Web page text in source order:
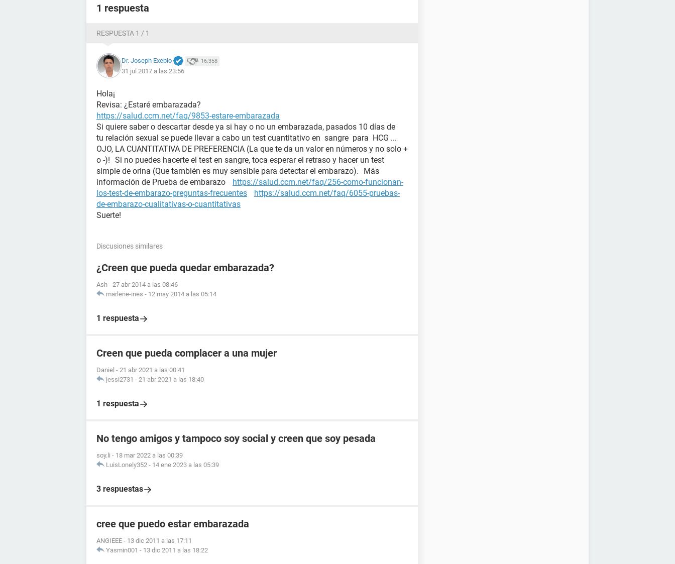
1 respuesta
RESPUESTA 1 / 1
Dr. Joseph Exebio 16.358
31 jul 2017 a las 23:56
Hola¡
Revisa: ¿Estaré embarazada?
https://salud.ccm.net/faq/9853-estare-embarazada
Si quiere saber o descartar desde ya si hay o no un embarazada, pasados 10 días de
tu relación sexual se puede llevar a cabo un test cuantitativo en sangre para HCG ...
OJO, LA CUANTITATIVA DE PREFERENCIA (La que te da un valor en números y no solo +
o -)! Si no puedes hacerte el test en sangre, toca esperar el retraso y hacer un test
simple de orina (Que también es muy sensible para detectar el embarazo). Más
información de Prueba de embarazo https://salud.ccm.net/faq/256-como-funcionan-
los-test-de-embarazo-preguntas-frecuentes
https://salud.ccm.net/faq/6055-pruebas-
de-embarazo-cualitativas-o-cuantitativas
Suerte!
Discusiones similares
¿Creen que pueda quedar embarazada?
Ash - 27 abr 2014 a las 08:46
marlene-ines - 12 may 2014 a las 05:14
1 respuesta
Creen que pueda complacer a una mujer
Daniel - 21 abr 2021 a las 00:41
jessi2731 - 21 abr 2021 a las 18:40
1 respuesta
No tengo amigos y tampoco soy social y creen que soy pesada
soy.li - 18 mar 2022 a las 00:39
LuisLonely352 - 14 ene 2023 a las 05:39
3 respuestas
cree que puedo estar embarazada
ANGIEEE - 13 dic 2011 a las 17:11
Yasmin001 - 13 dic 2011 a las 18:22